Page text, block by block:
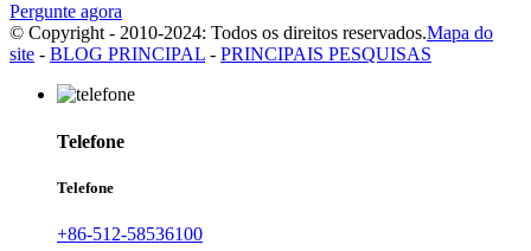
Pergunte agora
© Copyright - 2010-2024: Todos os direitos reservados.Mapa do
site - BLOG PRINCIPAL - PRINCIPAIS PESQUISAS
Telefone
Telefone
+86-512-58536100